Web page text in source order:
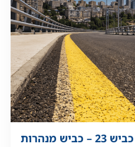
כל מה שצריך לדעת על כביש 23 – כביש מנהרות